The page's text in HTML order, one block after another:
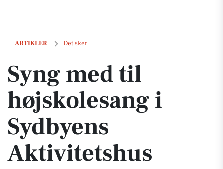
ARTIKLER Det sker
Syng med til højskolesang i Sydbyens Aktivitetshus
Syng med til
højskolesang i
Sydbyens
Aktivitetshus